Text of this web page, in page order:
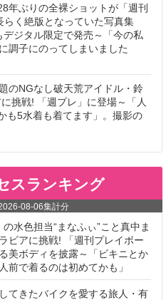
年ぶりの全裸ショットが「週刊
らく絶版となっていた写真集
デジタル限定で発売～「今の私
調子にのってしまいました
のNGなし破天荒アイドル・鈴
挑戦! 「週プレ」に登場～「人
も5水着も着てます」。撮影の
スランキング
08-06集計分
の水色担当“まなふぃ”こと真中ま
ビアに挑戦! 「週刊プレイボー
美ボディを披露～「ビキニとか
前で着るのは初めてかも」
てきたバイクを愛する旅人・有